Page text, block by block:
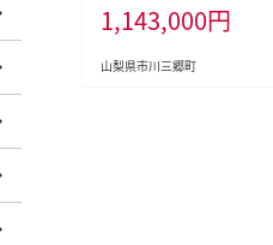
刻 ハンコ はんこ 判子 印鑑
セット 実印 認印 銀行印 オ
フィス 仕事 プレゼント ギフ
1,143,000円
山梨県市川三郷町